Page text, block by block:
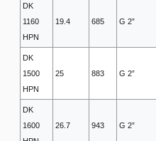
DK
1160
HPN
19.4 685 G 2”
DK
1500
HPN
25 883 G 2”
DK
1600
26.7 943 G 2”